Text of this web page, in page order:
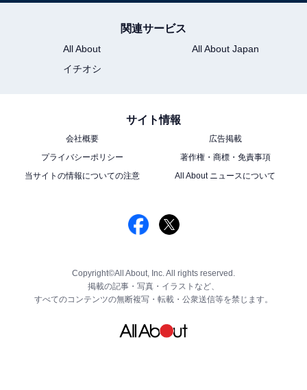
関連サービス
All About
All About Japan
イチオシ
サイト情報
会社概要
広告掲載
プライバシーポリシー
著作権・商標・免責事項
当サイトの情報についての注意
All About ニュースについて
Copyright©All About, Inc. All rights reserved.
掲載の記事・写真・イラストなど、
すべてのコンテンツの無断複写・転載・公衆送信等を禁じます。